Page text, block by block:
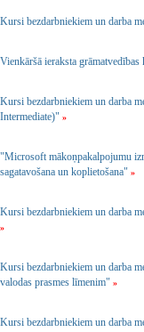
Kursi bezdarbniekiem un darba
Vienkāršā ieraksta
Kursi bezdarbniekiem un darba
Intermediate)" »
"Microsoft mākoņpakalpojumu
sagatavošana un koplietošana" »
Kursi bezdarbniekiem un darba
»
Kursi bezdarbniekiem un darba
valodas prasmes līmenim" »
Kursi bezdarbniekiem un darba